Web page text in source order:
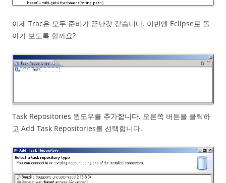
이제 Trac은 모두 준비가 끝난것 같습니다. 이번엔 Eclipse로 돌
아가 보도록 할까요?
Task Repositories 윈도우를 추가합니다. 오른쪽 버튼을 클릭하
고 Add Task Repositories를 선택합니다.